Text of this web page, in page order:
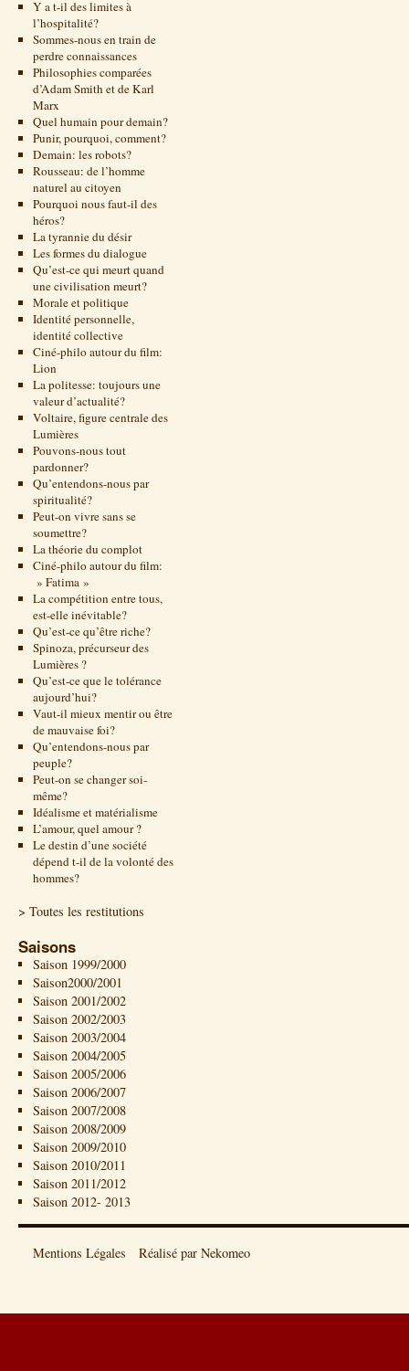
Y a t-il des limites à
l’hospitalité?
Sommes-nous en train de
perdre connaissances
Philosophies comparées
d’Adam Smith et de Karl
Marx
Quel humain pour demain?
Punir, pourquoi, comment?
Demain: les robots?
Rousseau: de l’homme
naturel au citoyen
Pourquoi nous faut-il des
héros?
La tyrannie du désir
Les formes du dialogue
Qu’est-ce qui meurt quand
une civilisation meurt?
Morale et politique
Identité personnelle,
identité collective
Ciné-philo autour du film:
Lion
La politesse: toujours une
valeur d’actualité?
Voltaire, figure centrale des
Lumières
Pouvons-nous tout
pardonner?
Qu’entendons-nous par
spiritualité?
Peut-on vivre sans se
soumettre?
La théorie du complot
Ciné-philo autour du film:
» Fatima »
La compétition entre tous,
est-elle inévitable?
Qu’est-ce qu’être riche?
Spinoza, précurseur des
Lumières ?
Qu’est-ce que le tolérance
aujourd’hui?
Vaut-il mieux mentir ou être
de mauvaise foi?
Qu’entendons-nous par
peuple?
Peut-on se changer soi-
même?
Idéalisme et matérialisme
L’amour, quel amour ?
Le destin d’une société
dépend t-il de la volonté des
hommes?
> Toutes les restitutions
Saisons
Saison 1999/2000
Saison2000/2001
Saison 2001/2002
Saison 2002/2003
Saison 2003/2004
Saison 2004/2005
Saison 2005/2006
Saison 2006/2007
Saison 2007/2008
Saison 2008/2009
Saison 2009/2010
Saison 2010/2011
Saison 2011/2012
Saison 2012- 2013
Mentions Légales Réalisé par Nekomeo